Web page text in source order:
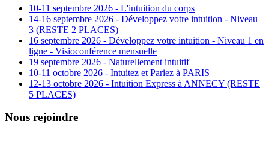
10-11 septembre 2026 - L'intuition du corps
14-16 septembre 2026 - Développez votre intuition - Niveau
3 (RESTE 2 PLACES)
16 septembre 2026 - Développez votre intuition - Niveau 1 en
ligne - Visioconférence mensuelle
19 septembre 2026 - Naturellement intuitif
10-11 octobre 2026 - Intuitez et Pariez à PARIS
12-13 octobre 2026 - Intuition Express à ANNECY (RESTE
5 PLACES)
Nous rejoindre